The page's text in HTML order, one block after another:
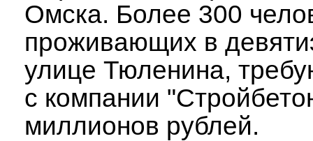
Омска. Более 300
проживающих в
улице Тюленина,
с компании
миллионов рублей.